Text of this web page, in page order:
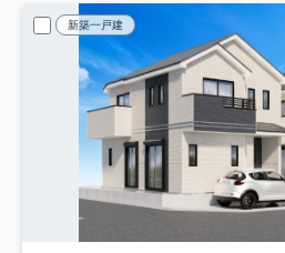
新築一戸建